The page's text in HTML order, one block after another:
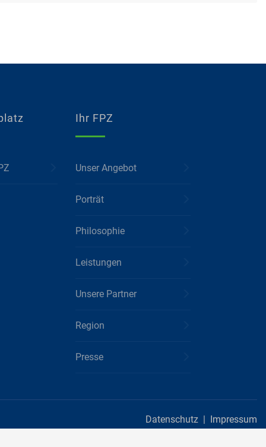
Ihr FPZ
Unser Angebot
Porträt
Philosophie
Leistungen
Unsere Partner
Region
Presse
Datenschutz | Impressum